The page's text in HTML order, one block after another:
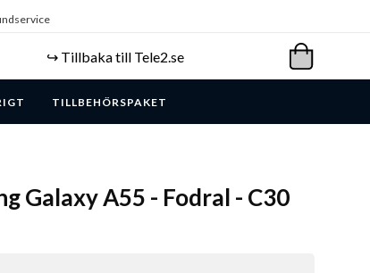
↪️ Tillbaka till Tele2.se
TILLBEHÖRSPAKET
Galaxy A55 - Fodral - C30